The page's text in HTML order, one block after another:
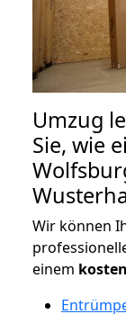
Umzug
Sie, wie
Wir können
einem